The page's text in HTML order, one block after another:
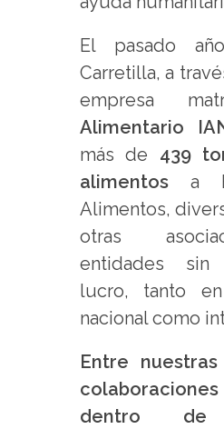
El pasado
Carretilla, a
empresa
Alimentario
más de 439
alimentosa
Alimentos,
otras
entidades
lucro, tanto
nacional como
Entre
dentro de